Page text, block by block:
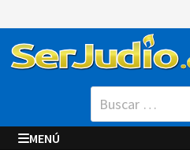
al
contenido
Buscar:
MENÚ